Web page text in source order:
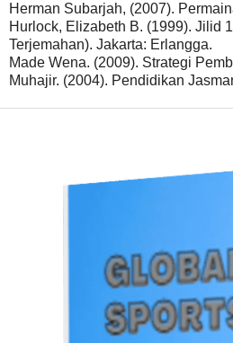
Herman Subarjah, (2007).
Hurlock, Elizabeth B. (1999). Jilid
Terjemahan). Jakarta: Erlangga.
Made Wena. (2009). Strategi
Muhajir. (2004). Pendidikan